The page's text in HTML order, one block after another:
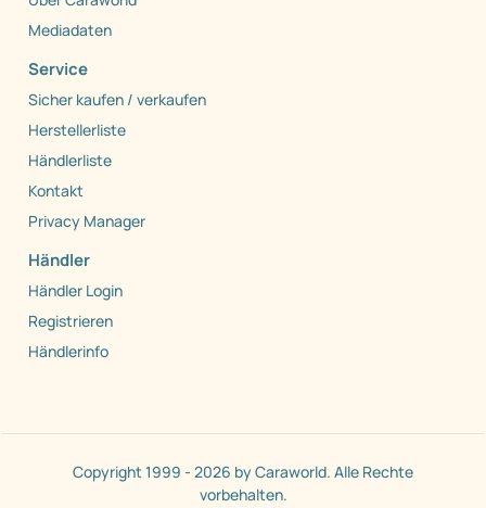
Mediadaten
Service
Sicher kaufen / verkaufen
Herstellerliste
Händlerliste
Kontakt
Privacy Manager
Händler
Händler Login
Registrieren
Händlerinfo
Copyright 1999 - 2026 by Caraworld. Alle Rechte
vorbehalten.